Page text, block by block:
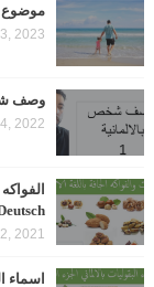
موضوع
2023
وصف
2022
2021